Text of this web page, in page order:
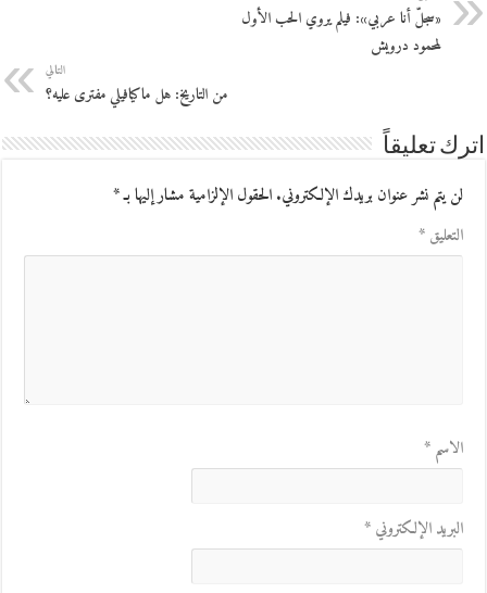
«سجلّ أنا عربي»: فيلم يروي الحب الأول
لمحمود درويش
التالي
من التاريخ: هل ماكيافيلي مفترى عليه؟
اترك تعليقاً
لن يتم نشر عنوان بريدك الإلكتروني.الحقول الإلزامية مشار إليها بـ*
التعليق*
الاسم*
البريد الإلكتروني*